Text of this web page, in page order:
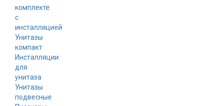
комплекте
с
инсталляцией
Унитазы
компакт
Инсталляции
для
унитаза
Унитазы
подвесные